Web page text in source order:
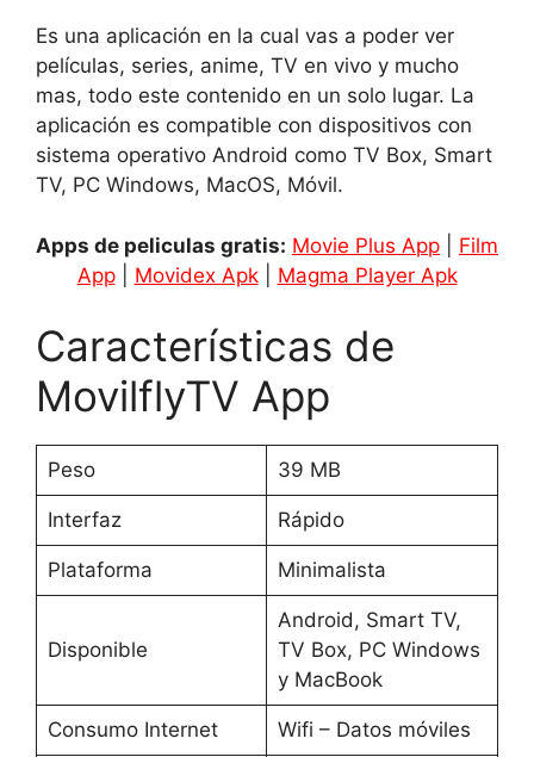
Es una aplicación en la cual vas a poder ver
películas, series, anime, TV en vivo y mucho
mas, todo este contenido en un solo lugar. La
aplicación es compatible con dispositivos con
sistema operativo Android como TV Box, Smart
TV, PC Windows, MacOS, Móvil.
Apps de peliculas gratis: Movie Plus App
Film
App| Movidex Apk| Magma Player Apk
Características de
MovilflyTV App
Peso 39 MB
Interfaz Rápido
Plataforma Minimalista
Disponible
Android, Smart TV,
TV Box, PC Windows
y MacBook
Consumo Internet Wifi – Datos móviles